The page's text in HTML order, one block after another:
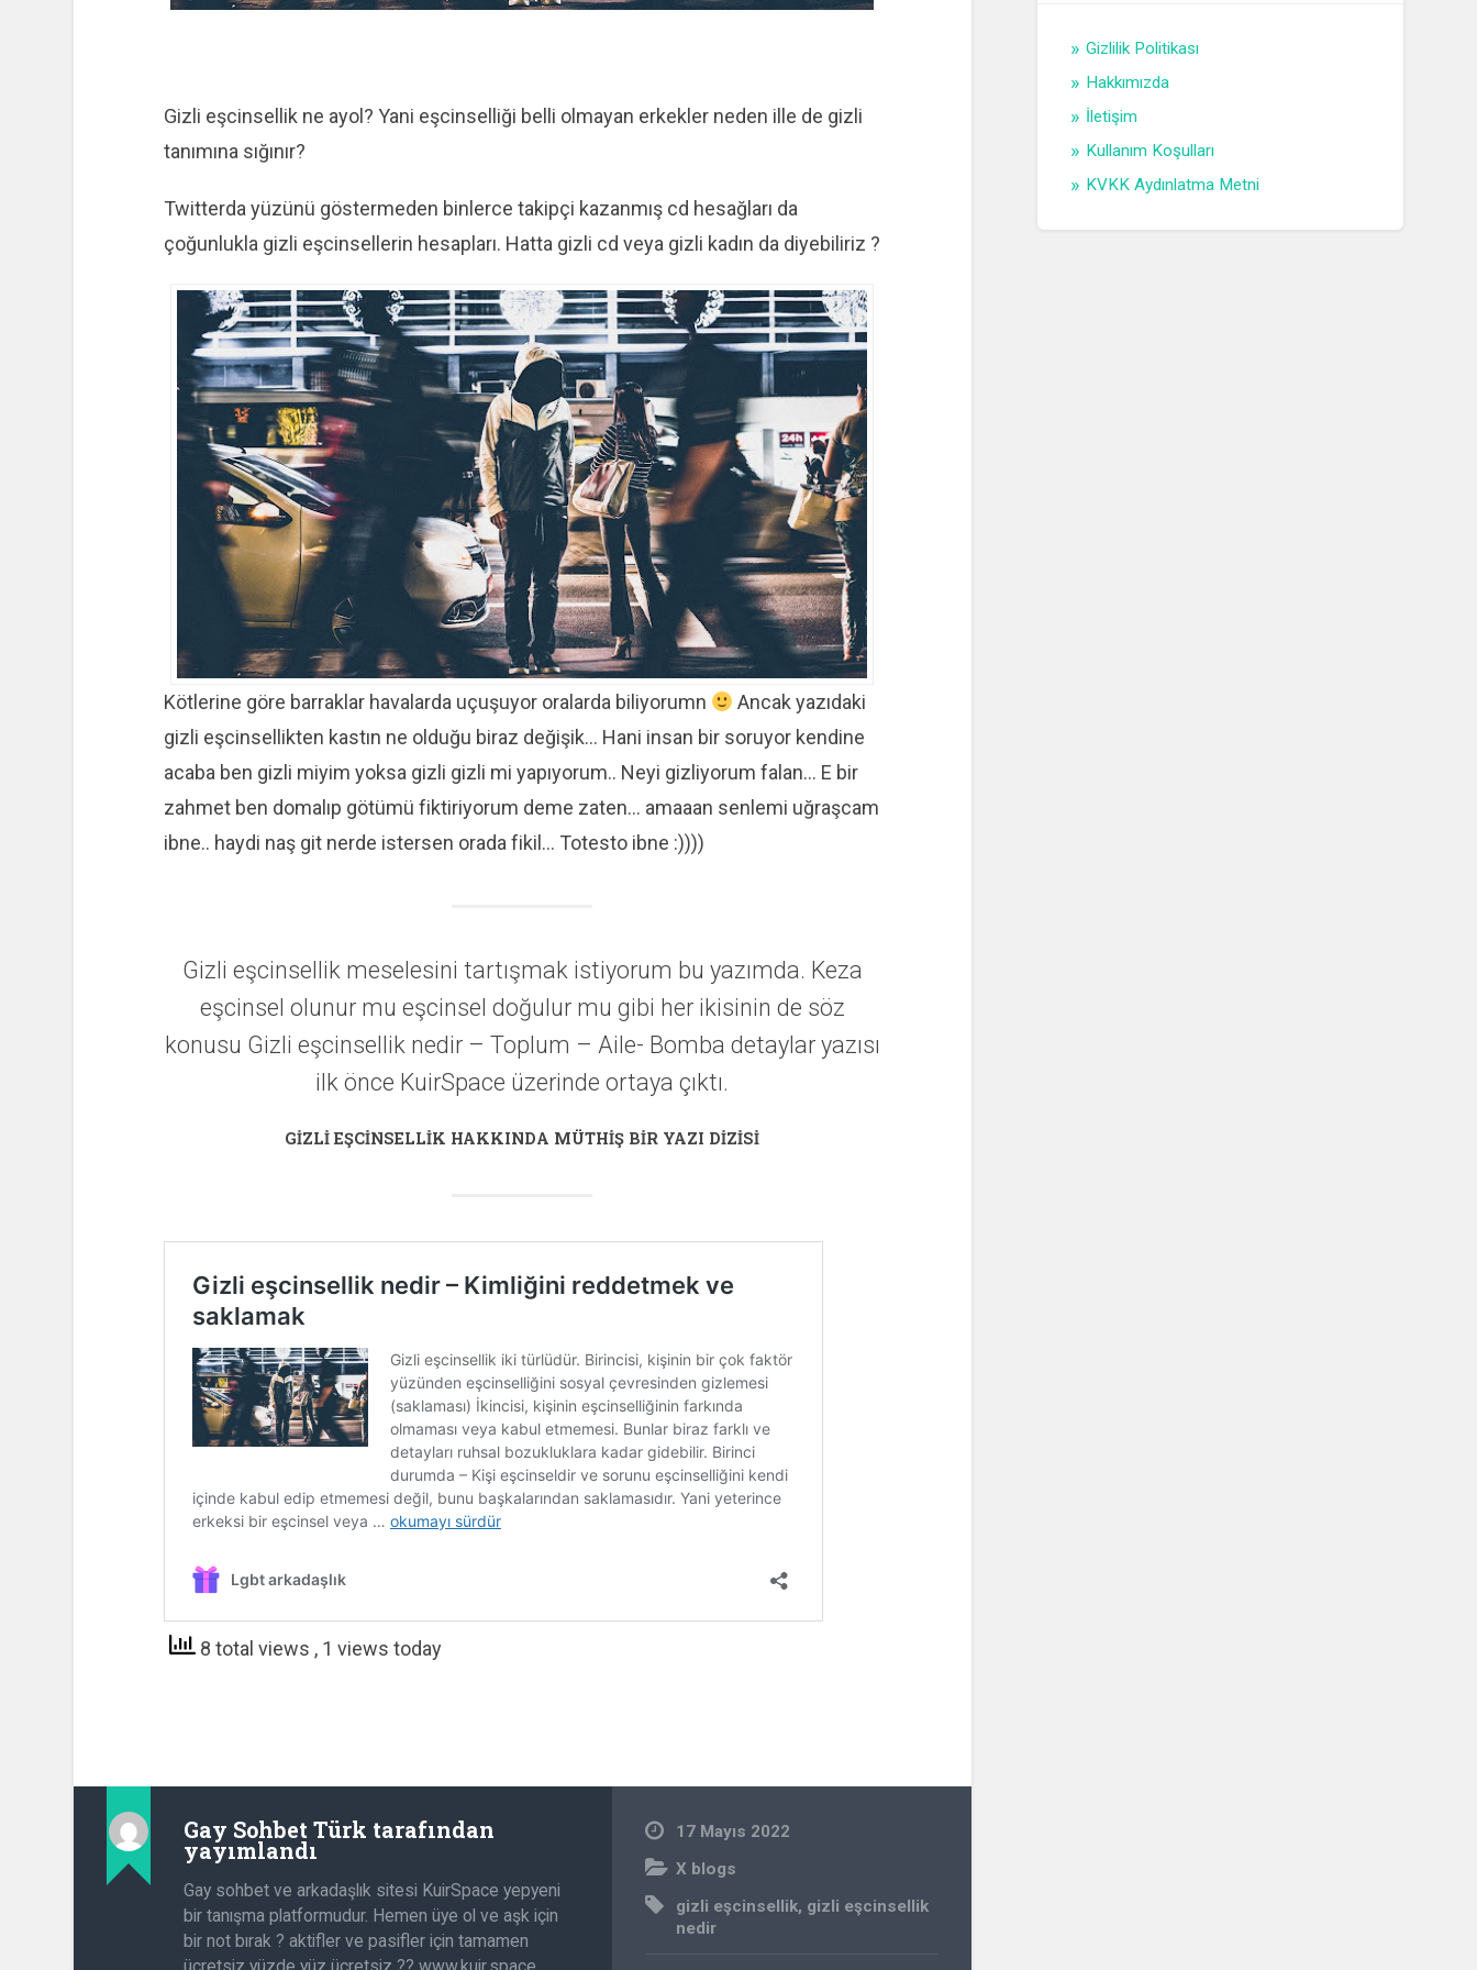
Gizli eşcinsellik ne ayol? Yani eşcinselliği belli olmayan erkekler neden ille de gizli
tanımına sığınır?
Twitterda yüzünü göstermeden binlerce takipçi kazanmış cd hesağları da
çoğunlukla gizli eşcinsellerin hesapları. Hatta gizli cd veya gizli kadın da diyebiliriz ?
Kötlerine göre barraklar havalarda uçuşuyor oralarda biliyorumn
Ancak yazıdaki
gizli eşcinsellikten kastın ne olduğu biraz değişik… Hani insan bir soruyor kendine
acaba ben gizli miyim yoksa gizli gizli mi yapıyorum.. Neyi gizliyorum falan… E bir
zahmet ben domalıp götümü fiktiriyorum deme zaten… amaaan senlemi uğraşcam
ibne.. haydi naş git nerde istersen orada fikil… Totesto ibne :))))
Gizli eşcinsellik meselesini tartışmak istiyorum bu yazımda. Keza
eşcinsel olunur mu eşcinsel doğulur mu gibi her ikisinin de söz
konusu Gizli eşcinsellik nedir – Toplum – Aile- Bomba detaylar yazısı
ilk önce KuirSpace üzerinde ortaya çıktı.
GIZLI EŞCINSELLIK HAKKINDA MÜTHIŞ BIR YAZI DIZISI
8 total views , 1 views today
Gay Sohbet Türk tarafından
yayımlandı
Gay sohbet ve arkadaşlık sitesi KuirSpace yepyeni
bir tanışma platformudur. Hemen üye ol ve aşk için
bir not bırak ? aktifler ve pasifler için tamamen
17 Mayıs 2022
X blogs
gizli eşcinsellik, gizli eşcinsellik
nedir
Gizlilik Politikası
Hakkımızda
İletişim
Kullanım Koşulları
KVKK Aydınlatma Metni